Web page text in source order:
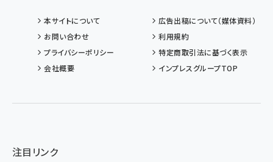
本サイトについて
広告出稿について（媒体資料）
お問い合わせ
利用規約
プライバシーポリシー
特定商取引法に基づく表示
会社概要
インプレスグループTOP
注目リンク